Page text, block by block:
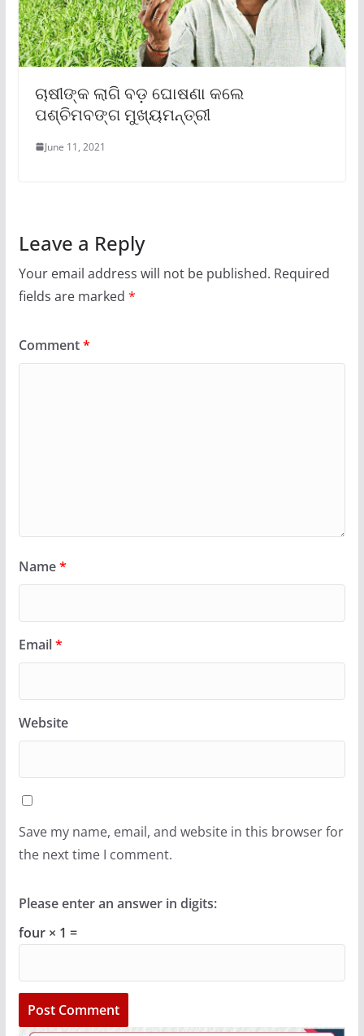
ଚାଷୀଙ୍କ ଲାଗି ବଡ଼ ଘୋଷଣା କଲେ
ପଶ୍ଚିମବଙ୍ଗ ମୁଖ୍ୟମନ୍ତ୍ରୀ
June 11, 2021
Leave a Reply
Your email address will not be published. Required
fields are marked *
Comment*
Name*
Email*
Website
Save my name, email, and website in this browser for
the next time I comment.
Please enter an answer in digits:
four × 1 =